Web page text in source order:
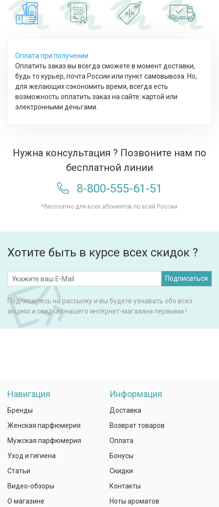
Оплата при получении
Оплатить заказ вы всегда сможете в момент доставки,
будь то курьер, почта России или пункт самовывоза. Но,
для желающих сэкономить время, всегда есть
возможность оплатить заказ на сайте: картой или
электронными деньгами.
Нужна консультация ? Позвоните нам по
бесплатной линии
8-800-555-61-51
*бесплатно для всех абонентов по всей России
Хотите быть в курсе всех скидок ?
Подписаться
Подпишитесь на рассылку и вы будете узнавать обо всех
акциях и скидках нашего интернет-магазина первыми !
Навигация
Бренды
Женская парфюмерия
Мужская парфюмерия
Уход и гигиена
Статьи
Видео-обзоры
О магазине
Информация
Доставка
Возврат товаров
Оплата
Бонусы
Скидки
Контакты
Ноты ароматов